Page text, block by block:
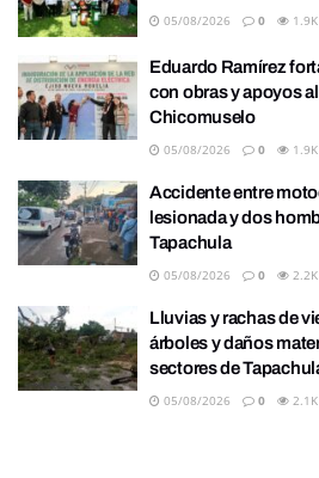
05/08/2026 0 1.9K
Eduardo Ramírez
con obras y apoyos
Chicomuselo
05/08/2026 0 1.9K
Accidente entre
lesionada y dos
Tapachula
05/08/2026 0 2.2K
Lluvias y rachas de
árboles y daños
sectores de
05/08/2026 0 2.1K